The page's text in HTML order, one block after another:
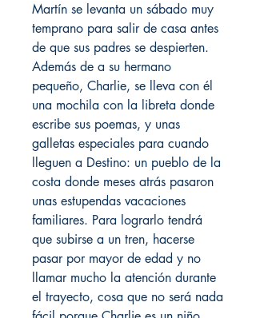
Martín se levanta un sábado muy
temprano para salir de casa antes
de que sus padres se despierten.
Además de a su hermano
pequeño, Charlie, se lleva con él
una mochila con la libreta donde
escribe sus poemas, y unas
galletas especiales para cuando
lleguen a Destino: un pueblo de la
costa donde meses atrás pasaron
unas estupendas vacaciones
familiares. Para lograrlo tendrá
que subirse a un tren, hacerse
pasar por mayor de edad y no
llamar mucho la atención durante
el trayecto, cosa que no será nada